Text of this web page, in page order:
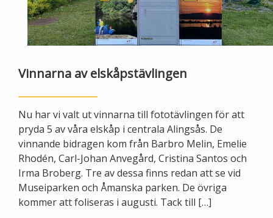
Elmarknaden
Våra avtalsvillkor
Sälj ditt överskott
Ny elanslutning
Tillfällig anslutning/byggskåp
Ändra anslutning
Elmätare och HAN-port
Manuell frånkoppling
Värmepriser och avtalsvillkor
Anslut dig till fjärrvärme
Byggvärme
Fiber
Ladda elbil
Felanmälan
Felanmälan
Driftstörningar
Flyttanmälan
Vinnarna av elskåpstävlingen
Nu har vi valt ut vinnarna till fototävlingen för att
pryda 5 av våra elskåp i centrala Alingsås. De
vinnande bidragen kom från Barbro Melin, Emelie
Rhodén, Carl-Johan Anvegård, Cristina Santos och
Irma Broberg. Tre av dessa finns redan att se vid
Museiparken och Åmanska parken. De övriga
kommer att foliseras i augusti. Tack till […]